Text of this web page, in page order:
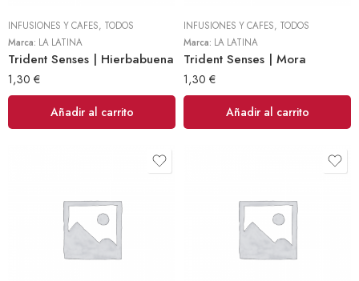
INFUSIONES Y CAFES, TODOS
Marca: LA LATINA
Trident Senses | Hierbabuena
1,30 €
Añadir al carrito
INFUSIONES Y CAFES, TODOS
Marca: LA LATINA
Trident Senses | Mora
1,30 €
Añadir al carrito